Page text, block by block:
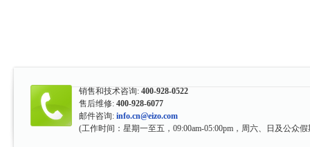
销售和技术咨询: 400-928-0522
售后维修: 400-928-6077
邮件咨询: info.cn@eizo.com
(工作时间：星期一至五，09:00am-05:00pm，周六、日及公众